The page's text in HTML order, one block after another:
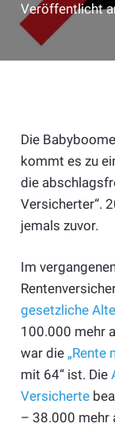
Veröffentlicht
Die
kommt es zu
die
Versicherter“.
jemals zuvor.
Im
gesetzliche
100.000 mehr
war die „Rente
mit 64“ ist. Die
Versicherte
– 38.000 mehr